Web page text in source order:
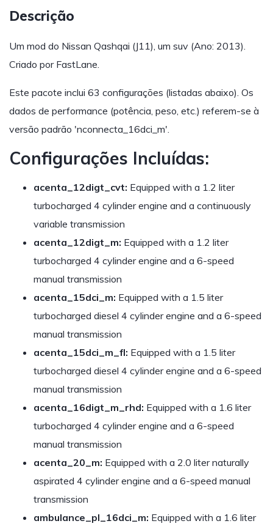
Descrição
Um mod do Nissan Qashqai (J11), um suv (Ano: 2013).
Criado por FastLane.
Este pacote inclui 63 configurações (listadas abaixo). Os
dados de performance (potência, peso, etc.) referem-se à
versão padrão 'nconnecta_16dci_m'.
Configurações Incluídas:
acenta_12digt_cvt: Equipped with a 1.2 liter
turbocharged 4 cylinder engine and a continuously
variable transmission
acenta_12digt_m: Equipped with a 1.2 liter
turbocharged 4 cylinder engine and a 6-speed
manual transmission
acenta_15dci_m: Equipped with a 1.5 liter
turbocharged diesel 4 cylinder engine and a 6-speed
manual transmission
acenta_15dci_m_fl: Equipped with a 1.5 liter
turbocharged diesel 4 cylinder engine and a 6-speed
manual transmission
acenta_16digt_m_rhd: Equipped with a 1.6 liter
turbocharged 4 cylinder engine and a 6-speed
manual transmission
acenta_20_m: Equipped with a 2.0 liter naturally
aspirated 4 cylinder engine and a 6-speed manual
transmission
ambulance_pl_16dci_m: Equipped with a 1.6 liter